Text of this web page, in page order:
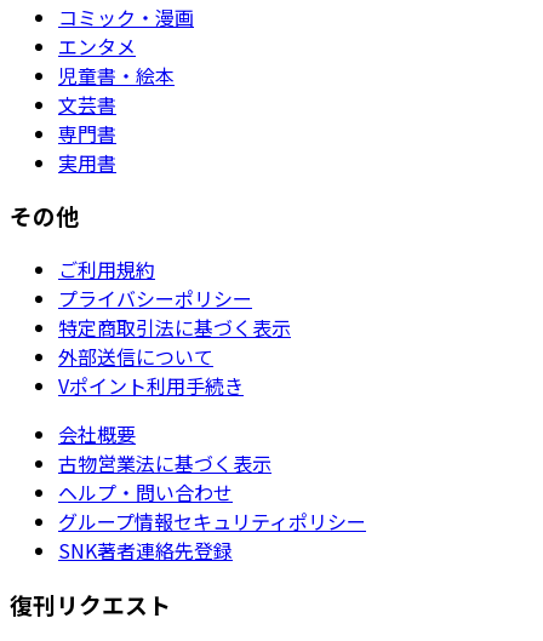
コミック・漫画
エンタメ
児童書・絵本
文芸書
専門書
実用書
その他
ご利用規約
プライバシーポリシー
特定商取引法に基づく表示
外部送信について
Vポイント利用手続き
会社概要
古物営業法に基づく表示
ヘルプ・問い合わせ
グループ情報セキュリティポリシー
SNK著者連絡先登録
復刊リクエスト